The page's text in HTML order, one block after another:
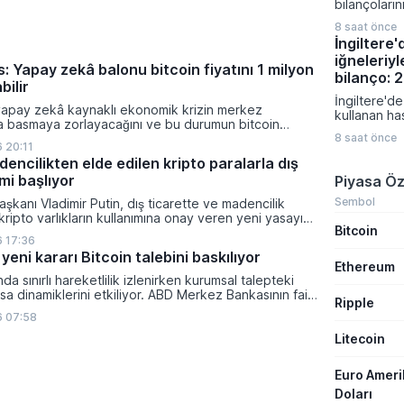
Yapay zekâ balonu bitcoin fiyatını 1 milyon
zekâ kaynaklı ekonomik krizin merkez
basmaya zorlayacağını ve bu durumun bitcoin
dolara taşıyabileceğini öngörürken beyaz yakalı iş
kredi krizinin küresel likidite artışına yol
ve bitcoinin bu süreçte en hızlı tepki veren varlık
elde edilen kripto paralarla dış
başlıyor
Vladimir Putin, dış ticarette ve madencilik
varlıkların kullanımına onay veren yeni yasayı
bu düzenleme çerçevesinde madencilikten
paraların belirli şartlar altında dolaşımına ve menkul
kullanılmasına olanak sağlanıyor.
17:36
kararı Bitcoin talebini baskılıyor
sınırlı hareketlilik izlenirken kurumsal talepteki
dinamiklerini etkiliyor. ABD Merkez Bankasının faiz
dar bantta seyreden kripto para birimi, düzenleme
belirsizliklerle baskı altında kalmaya devam ediyor.
07:58
sermaye
ve
önemli
kapsıyor.
bölge
veriler ve
Almanya'da
siparişleri
artış
verileri
8 saat önce
bilanço:
İngiltere'de
kullanan
sağlık
gibi popüler
konusunda
8 saat önce
Piyasa
Sembol
Bitcoin
Ethereum
Ripple
Litecoin
Euro
Doları